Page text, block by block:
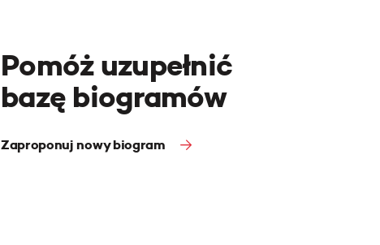
Pomóż uzupełnić
bazę biogramów
Zaproponuj nowy biogram